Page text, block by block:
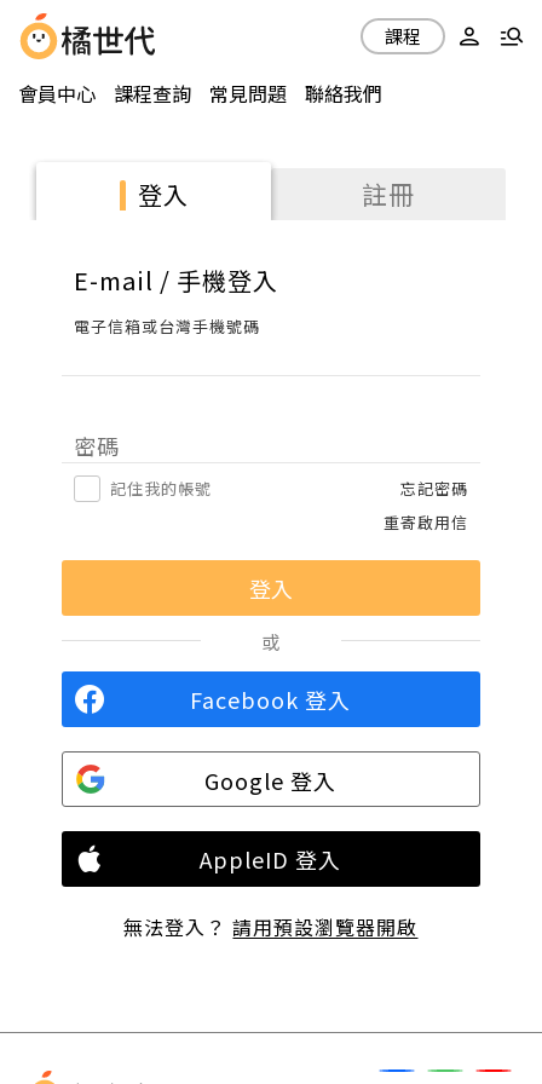
會員中心 課程查詢 常見問題 聯絡我們
課程
登入 註冊
E-mail / 手機登入
電子信箱或台灣手機號碼
密碼
記住我的帳號
忘記密碼
重寄啟用信
或
Facebook 登入
Google 登入
AppleID 登入
無法登入？請用預設瀏覽器開啟